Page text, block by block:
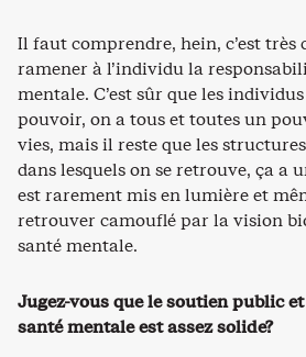
Il faut comprendre, hein, c’est très
ramener à l’individu la
mentale. C’est sûr que les
pouvoir, on a tous et toutes un
vies, mais il reste que les
dans lesquels on se retrouve, ça a
est rarement mis en lumière et
retrouver camouflé par la vision
santé mentale.
Jugez-vous que le soutien public
santé mentale est assez solide?